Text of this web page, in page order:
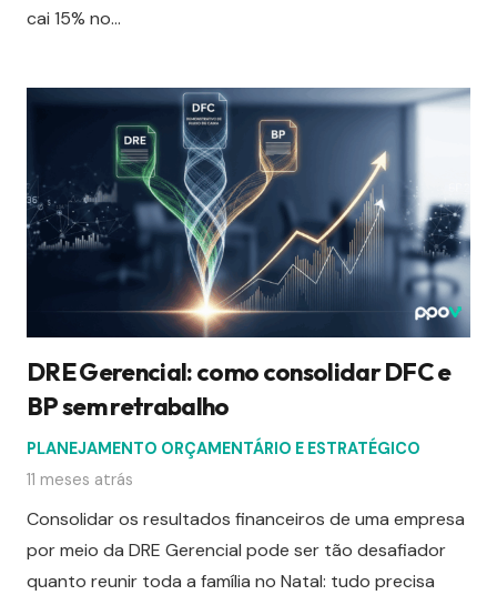
cai 15% no…
DRE Gerencial: como consolidar DFC e
BP sem retrabalho
PLANEJAMENTO ORÇAMENTÁRIO E ESTRATÉGICO
11 meses atrás
Consolidar os resultados financeiros de uma empresa
por meio da DRE Gerencial pode ser tão desafiador
quanto reunir toda a família no Natal: tudo precisa